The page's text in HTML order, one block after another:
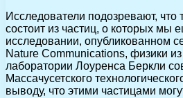
Исследователи подозревают, что
состоит из частиц, о которых мы
исследовании, опубликованном
Nature Communications, физики
лаборатории Лоуренса Беркли
Массачусетского
выводу, что этими частицами